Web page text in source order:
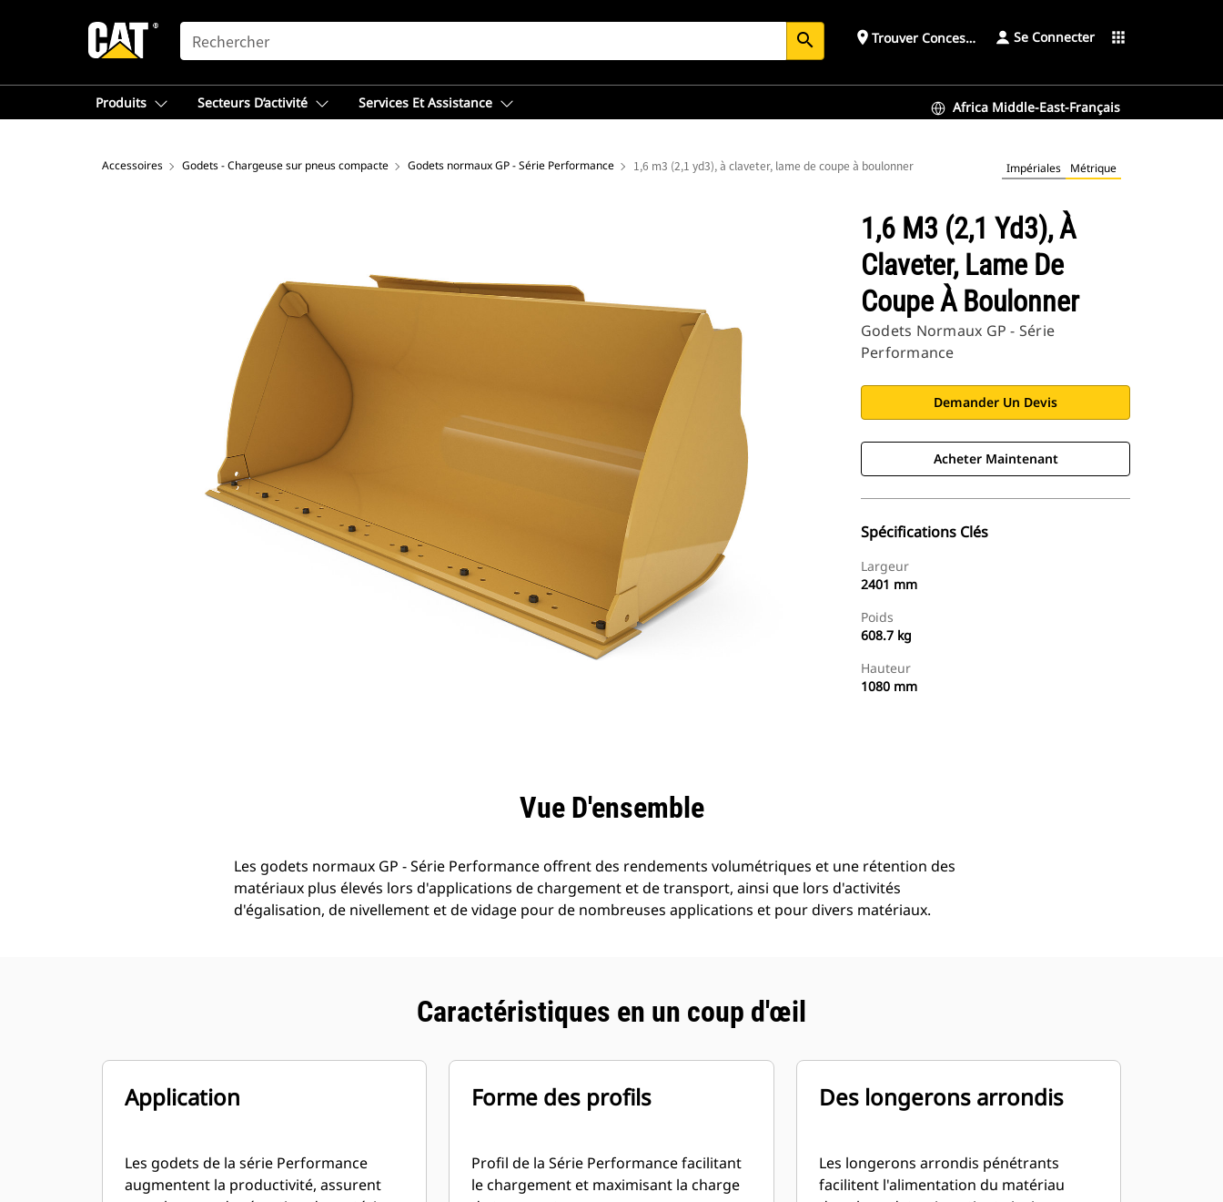
SEARCH search place Trouver ConcessionnaireSe Connecter apps
Produits Secteurs D’activité Services Et Assistance Africa Middle-East-Français
Accessoires Godets - Chargeuse sur pneus compacte Godets normaux GP - Série Performance 1,6 m3 (2,1 yd3), à claveter, lame de coupe à boulonner Impériales Métrique
1,6 M3 (2,1 Yd3), À
Claveter, Lame De
Coupe À Boulonner
Godets Normaux GP - Série
Performance
Demander Un Devis
Acheter Maintenant
Spécifications Clés
Largeur
2401 mm
Poids
608.7 kg
Hauteur
1080 mm
Vue D'ensemble
Les godets normaux GP - Série Performance offrent des rendements volumétriques et une rétention des
matériaux plus élevés lors d'applications de chargement et de transport, ainsi que lors d'activités
d'égalisation, de nivellement et de vidage pour de nombreuses applications et pour divers matériaux.
Caractéristiques en un coup d'œil
Application
Les godets de la série Performance
augmentent la productivité, assurent
Forme des profils
Profil de la Série Performance facilitant
le chargement et maximisant la charge
Des longerons arrondis
Les longerons arrondis pénétrants
facilitent l'alimentation du matériau